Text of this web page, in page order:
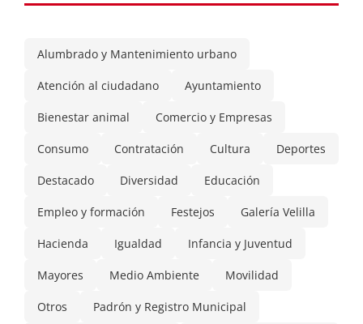
Alumbrado y Mantenimiento urbano
Atención al ciudadano Ayuntamiento
Bienestar animal Comercio y Empresas
Consumo Contratación Cultura Deportes
Destacado Diversidad Educación
Empleo y formación Festejos Galería Velilla
Hacienda Igualdad Infancia y Juventud
Mayores Medio Ambiente Movilidad
Otros Padrón y Registro Municipal